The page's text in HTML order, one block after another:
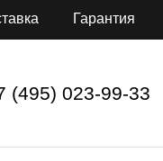
Гарантия
(495) 023-99-33